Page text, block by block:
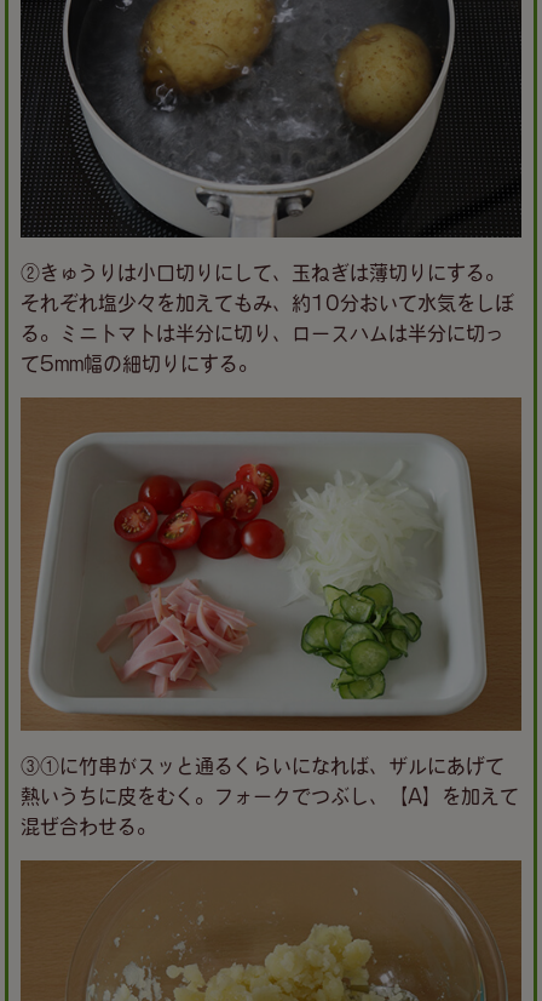
②きゅうりは小口切りにして、玉ねぎは薄切りにする。
それぞれ塩少々を加えてもみ、約10分おいて水気をしぼ
る。ミニトマトは半分に切り、ロースハムは半分に切っ
て5mm幅の細切りにする。
③①に竹串がスッと通るくらいになれば、ザルにあげて
熱いうちに皮をむく。フォークでつぶし、【A】を加えて
混ぜ合わせる。